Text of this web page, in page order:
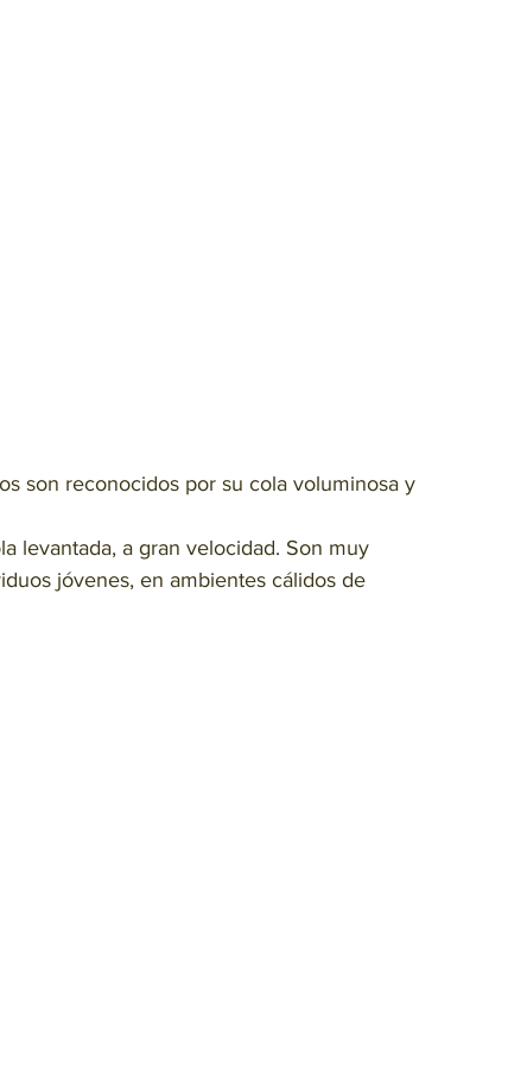
son reconocidos por su cola voluminosa y
levantada, a gran velocidad. Son muy
jóvenes, en ambientes cálidos de